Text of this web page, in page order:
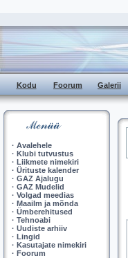
Kodu Foorum Galerii
· Avalehele
· Klubi tutvustus
· Liikmete nimekiri
· Ürituste kalender
· GAZ Ajalugu
· GAZ Mudelid
· Volgad meedias
· Maailm ja mõnda
· Ümberehitused
· Tehnoabi
· Uudiste arhiiv
· Lingid
· Kasutajate nimekiri
· Foorum